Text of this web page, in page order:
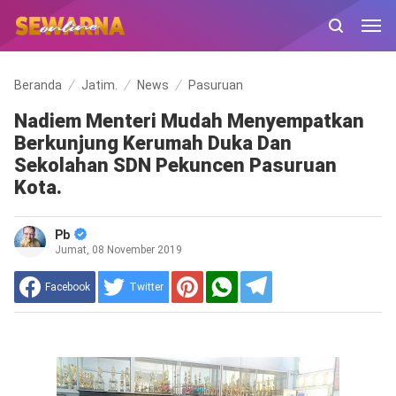
Beranda Jatim. News Pasuruan
Nadiem Menteri Mudah Menyempatkan
Berkunjung Kerumah Duka Dan
Sekolahan SDN Pekuncen Pasuruan
Kota.
Pb
Jumat, 08 November 2019
Facebook Twitter